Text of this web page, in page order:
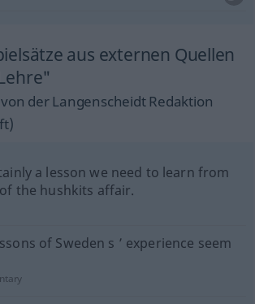
aus externen Quellen
der Langenscheidt Redaktion
a lesson we need to learn from
the hushkits affair.
of Sweden s ’ experience seem